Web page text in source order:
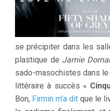
se précipiter dans les
plastique de Jamie
sado-masochistes dans
littéraire à succès «
Bon, Firmin m’a dit que le